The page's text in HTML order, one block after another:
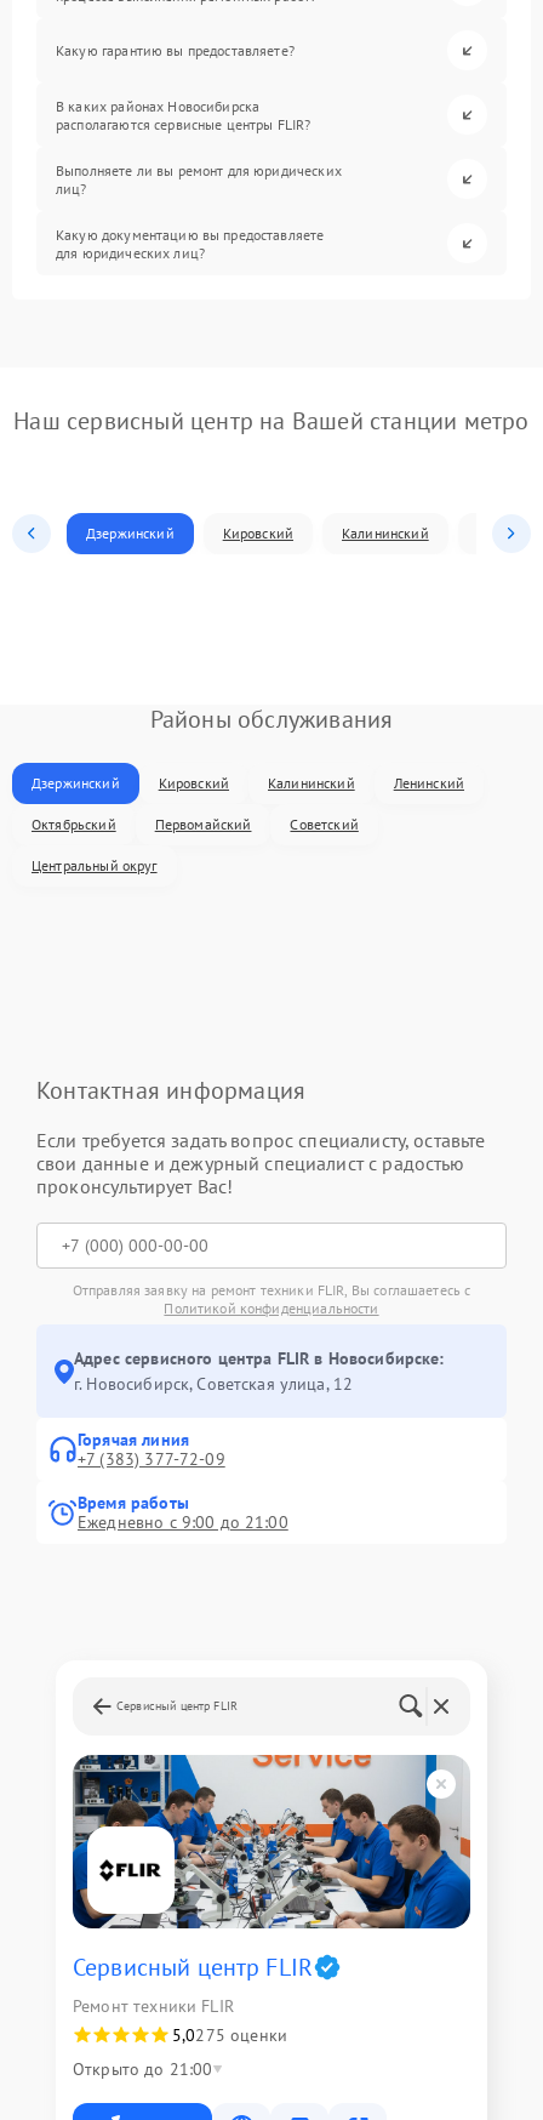
Какую гарантию вы предоставляете?
В каких районах Новосибирска
располагаются сервисные центры FLIR?
Выполняете ли вы ремонт для юридических
лиц?
Какую документацию вы предоставляете
для юридических лиц?
Наш сервисный центр на Вашей станции метро
Дзержинский Кировский Калининский
Районы обслуживания
Дзержинский Кировский Калининский Ленинский
Октябрьский Первомайский Советский
Центральный округ
Контактная информация
Если требуется задать вопрос специалисту, оставьте
свои данные и дежурный специалист с радостью
проконсультирует Вас!
Отправляя заявку на ремонт техники FLIR, Вы соглашаетесь с
Политикой конфиденциальности
Адрес сервисного центра FLIR в Новосибирске:
г. Новосибирск, Советская улица, 12
Горячая линия
+7 (383) 377-72-09
Время работы
Ежедневно с 9:00 до 21:00
Сервисный центр FLIR
Сервисный центр FLIR
Ремонт техники FLIR
5,0275 оценки
Открыто до 21:00